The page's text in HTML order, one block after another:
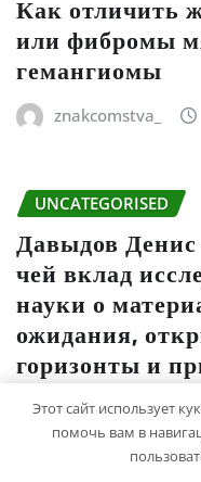
Как отличить
или фибромы
гемангиомы
znakcomstva_
UNCATEGORISED
Давыдов
чей вклад
науки о
ожидания,
горизонты и
studiohallo_
Этот сайт использует
помочь вам в